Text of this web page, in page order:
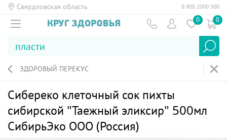
Свердловская область 8 800 2000 500
0 0
ЗДОРОВЫЙ ПЕРЕКУС
Сибереко клеточный сок пихты
сибирской "Таежный эликсир" 500мл
СибирьЭко ООО (Россия)